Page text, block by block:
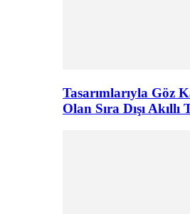
Tasarımlarıyla Göz
Olan Sıra Dışı